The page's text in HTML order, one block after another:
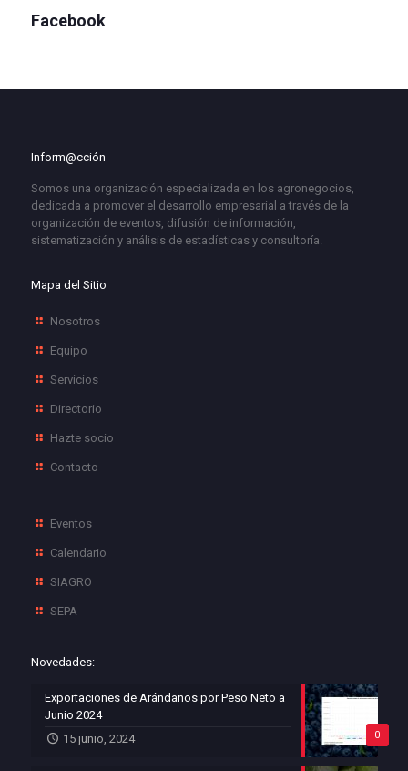
Facebook
Inform@cción
Somos una organización especializada en los agronegocios,
dedicada a promover el desarrollo empresarial a través de la
organización de eventos, difusión de información,
sistematización y análisis de estadísticas y consultoría.
Mapa del Sitio
Nosotros
Equipo
Servicios
Directorio
Hazte socio
Contacto
Eventos
Calendario
SIAGRO
SEPA
Novedades:
0
Exportaciones de Arándanos por Peso Neto a
Junio 2024
15 junio, 2024